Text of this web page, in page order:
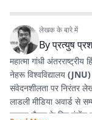
लेखक के बारे में
Byप्रत्युष
महात्मा गांधी अंतरराष्ट्रीय
नेहरू विश्वविद्यालय (JNU)
संवेदनशीलता पर निरंतर
लाडली मीडिया अवार्ड
यूट्यूब चैनल के लिए कंटेंट